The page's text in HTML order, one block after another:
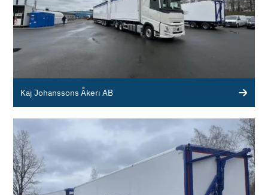
Kaj Johanssons Åkeri AB